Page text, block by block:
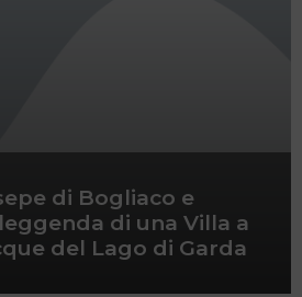
di Bogliaco e
di una Villa a
del Lago di Garda